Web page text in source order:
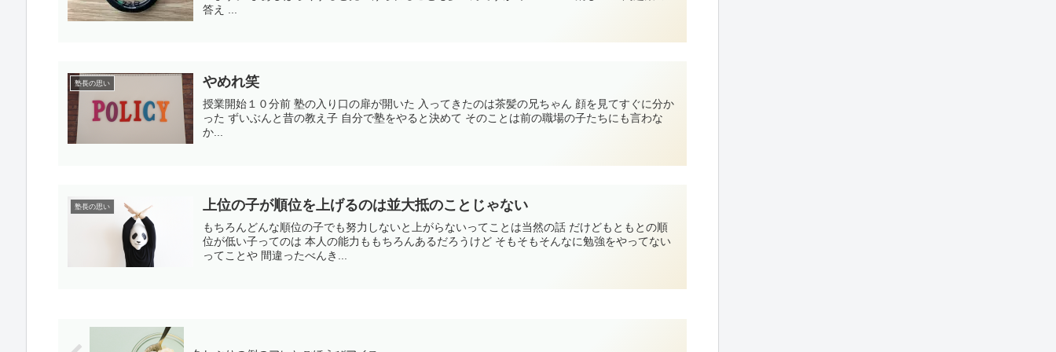
答え ...
塾長の思い やめれ笑
授業開始１０分前 塾の入り口の扉が開いた 入ってきたのは茶髪の兄ちゃん 顔を見てすぐに分か
った ずいぶんと昔の教え子 自分で塾をやると決めて そのことは前の職場の子たちにも言わな
か...
塾長の思い 上位の子が順位を上げるのは並大抵のことじゃない
もちろんどんな順位の子でも努力しないと上がらないってことは当然の話 だけどもともとの順
位が低い子ってのは 本人の能力ももちろんあるだろうけど そもそもそんなに勉強をやってない
ってことや 間違ったべんき...